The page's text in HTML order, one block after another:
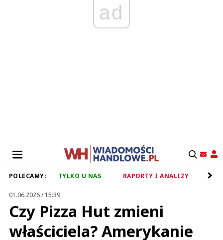
ad
POLECAMY: TYLKO U NAS RAPORTY I ANALIZY
01.06.2026 / 15:39
Czy Pizza Hut zmieni
właściciela? Amerykanie